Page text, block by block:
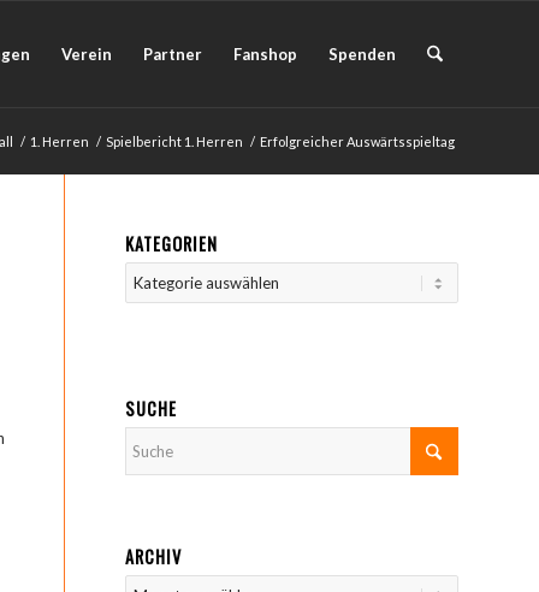
Verein Partner Fanshop Spenden
/ 1. Herren / Spielbericht 1. Herren / Erfolgreicher Auswärtsspieltag
KATEGORIEN
Kategorien
SUCHE
ARCHIV